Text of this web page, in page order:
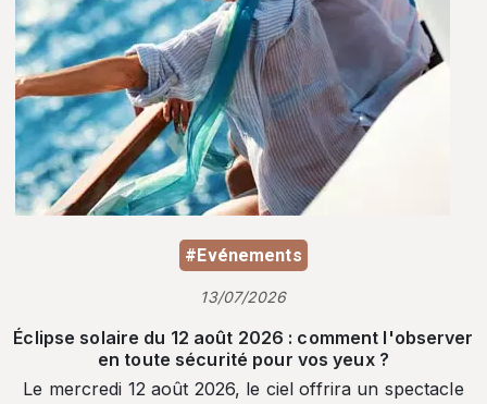
#Evénements
13/07/2026
Éclipse solaire du 12 août 2026 : comment l'observer
en toute sécurité pour vos yeux ?
Le mercredi 12 août 2026, le ciel offrira un spectacle